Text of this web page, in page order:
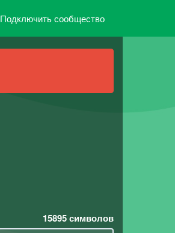
Подключить сообщество
15895символов